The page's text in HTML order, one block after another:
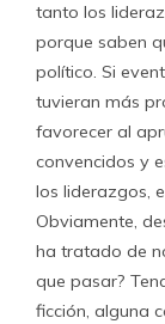
tanto los
porque saben
político. Si
tuvieran más
favorecer al
convencidos y
los liderazgos,
Obviamente,
ha tratado de
que pasar?
ficción, alguna